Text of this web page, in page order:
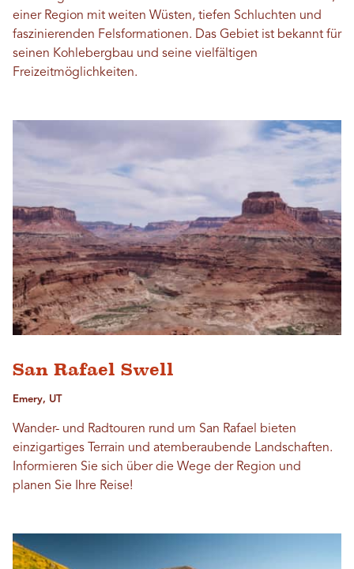
einer Region mit weiten Wüsten, tiefen Schluchten und
faszinierenden Felsformationen. Das Gebiet ist bekannt für
seinen Kohlebergbau und seine vielfältigen
Freizeitmöglichkeiten.
San Rafael Swell
Emery, UT
Wander- und Radtouren rund um San Rafael bieten
einzigartiges Terrain und atemberaubende Landschaften.
Informieren Sie sich über die Wege der Region und
planen Sie Ihre Reise!